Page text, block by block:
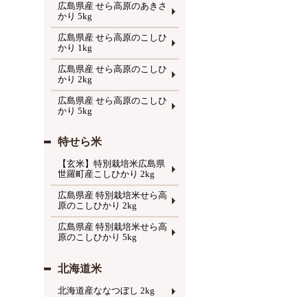
広島県産 せら高原のあきさ
かり 5kg
広島県産 せら高原のこしひ
かり 1kg
広島県産 せら高原のこしひ
かり 2kg
広島県産 せら高原のこしひ
かり 5kg
特せら米
【玄米】特別栽培米広島県
世羅町産こしひかり 2kg
広島県産 特別栽培米せら高
原のこしひかり 2kg
広島県産 特別栽培米せら高
原のこしひかり 5kg
北海道米
北海道産ななつぼし 2kg